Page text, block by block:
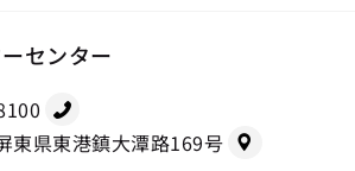
センター
東県東港鎮大潭路169号